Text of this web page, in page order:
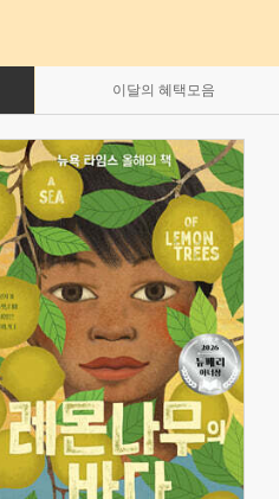
이달의 혜택모음